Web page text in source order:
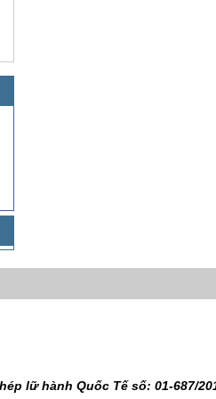
lữ hành Quốc Tế số: 01-687/